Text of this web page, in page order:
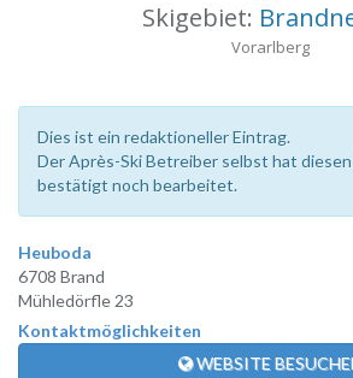
Skigebiet:
Vorarlberg
Dies ist ein redaktioneller Eintrag.
Der Après-Ski Betreiber selbst hat
bestätigt noch bearbeitet.
Heuboda
6708 Brand
Mühledörfle 23
Kontaktmöglichkeiten
WEBSITE